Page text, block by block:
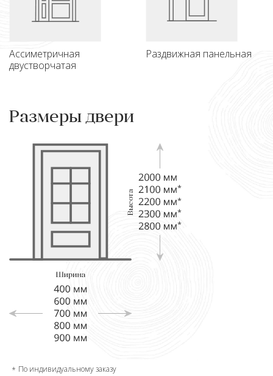
Ассиметричная
двустворчатая
Раздвижная панельная
Размеры двери
По индивидуальному заказу